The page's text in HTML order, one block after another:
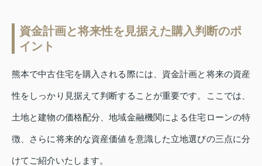
資金計画と将来性を見据えた購入判断のポ
イント
熊本で中古住宅を購入される際には、資金計画と将来の資産
性をしっかり見据えて判断することが重要です。ここでは、
土地と建物の価格配分、地域金融機関による住宅ローンの特
徴、さらに将来的な資産価値を意識した立地選びの三点に分
けてご紹介いたします。